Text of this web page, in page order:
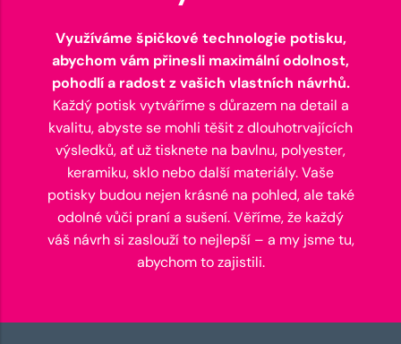
Využíváme špičkové technologie potisku,
abychom vám přinesli maximální odolnost,
pohodlí a radost z vašich vlastních návrhů.
Každý potisk vytváříme s důrazem na detail a
kvalitu, abyste se mohli těšit z dlouhotrvajících
výsledků, ať už tisknete na bavlnu, polyester,
keramiku, sklo nebo další materiály. Vaše
potisky budou nejen krásné na pohled, ale také
odolné vůči praní a sušení. Věříme, že každý
váš návrh si zaslouží to nejlepší – a my jsme tu,
abychom to zajistili.